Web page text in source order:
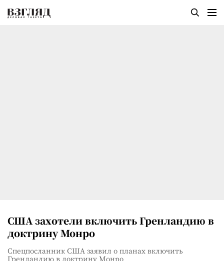
США захотели включить Гренландию в
доктрину Монро
Спецпосланник США заявил о планах включить
Гренландию в доктрину Монро